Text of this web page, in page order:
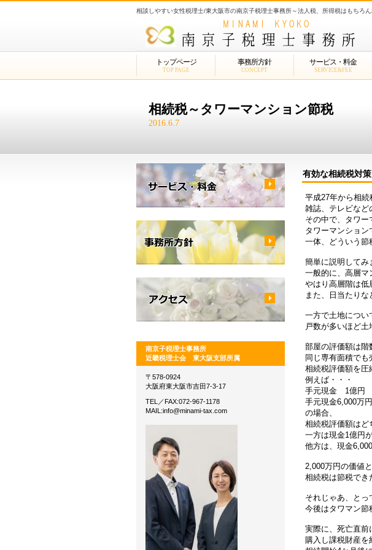
相談しやすい女性税理士/東大阪市の南京子税理士事務所～法人税、所得税はもちろ
相続税～タワーマンション節税
2016.6.7
有効な相続税対
平成27年から相続
雑誌、テレビなど
その中で、タワー
タワーマンション
一体、どういう節
簡単に説明してみ
一般的に、高層マ
やはり高層階は低
また、日当たり
一方で土地につい
戸数が多いほど土
部屋の評価額は階
同じ専有面積でも
相続税評価額を圧
例えば・・・
手元現金 1億円
手元現金6,000万
の場合、
相続税評価額はど
一方は現金1億円
他方は、現金
2,000万円の価値
相続税は節税でき
それじゃあ、とっ
今後はタワマン節
実際に、死亡直前
購入し課税財産を
トップページ
TOP PAGE
事務所方針
CONCEPT
サービス・料金
SERVICE&FEE
南京子税理士事務所
近畿税理士会 東大阪支部所属
〒578-0924
大阪府東大阪市吉田7-3-17
TEL／FAX:072-967-1178
MAIL:info@minami-tax.com